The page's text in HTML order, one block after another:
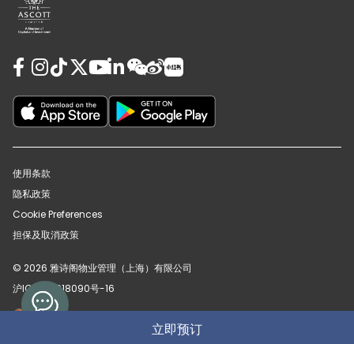
立即预订
使用条款
隐私政策
Cookie Preferences
担保及取消政策
© 2026 雅诗阁物业管理（上海）有限公司
沪ICP备12018090号-16
沪公网安备31010102008391号